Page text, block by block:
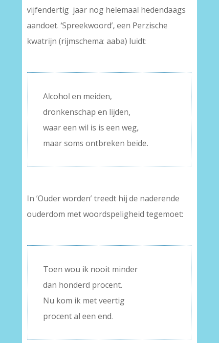
vijfendertig jaar nog helemaal hedendaags
aandoet. ‘Spreekwoord’, een Perzische
kwatrijn (rijmschema: aaba) luidt:
Alcohol en meiden,
dronkenschap en lijden,
waar een wil is is een weg,
maar soms ontbreken beide.
In ‘Ouder worden’ treedt hij de naderende
ouderdom met woordspeligheid tegemoet:
Toen wou ik nooit minder
dan honderd procent.
Nu kom ik met veertig
procent al een end.